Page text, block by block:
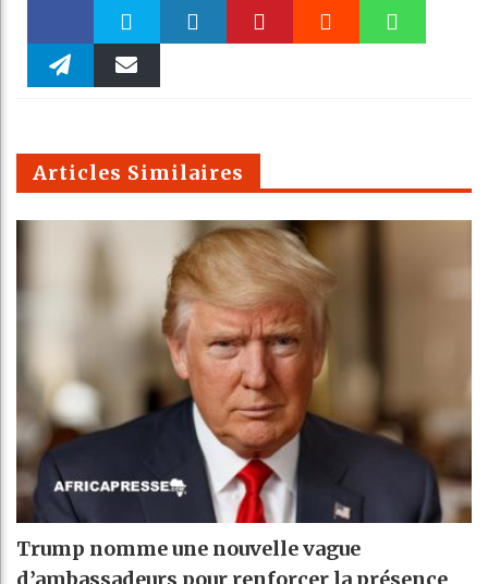
Faceboo Twitter
m
Articles Similaires
Trump nomme une nouvelle vague